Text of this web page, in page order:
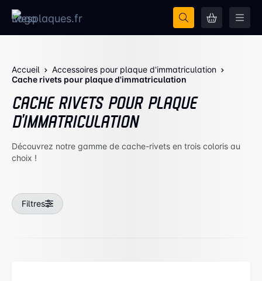
Accueil
Accessoires pour plaque d'immatriculation
Cache rivets pour plaque d'immatriculation
CACHE RIVETS POUR PLAQUE
D'IMMATRICULATION
Découvrez notre gamme de cache-rivets en trois coloris au
choix !
Filtres